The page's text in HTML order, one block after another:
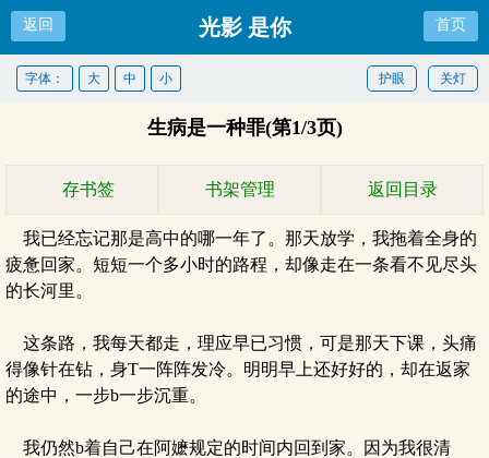
返回 光影 是你 首页
关灯
护眼
字体： 大 中 小
生病是一种罪(第1/3页)
存书签 书架管理 返回目录
我已经忘记那是高中的哪一年了。那天放学，我拖着全身的
疲惫回家。短短一个多小时的路程，却像走在一条看不见尽头
的长河里。
这条路，我每天都走，理应早已习惯，可是那天下课，头痛
得像针在钻，身T一阵阵发冷。明明早上还好好的，却在返家
的途中，一步b一步沉重。
我仍然b着自己在阿嬷规定的时间内回到家。因为我很清